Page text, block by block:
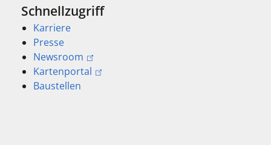
Schnellzugriff
Karriere
Presse
Newsroom
Kartenportal
Baustellen